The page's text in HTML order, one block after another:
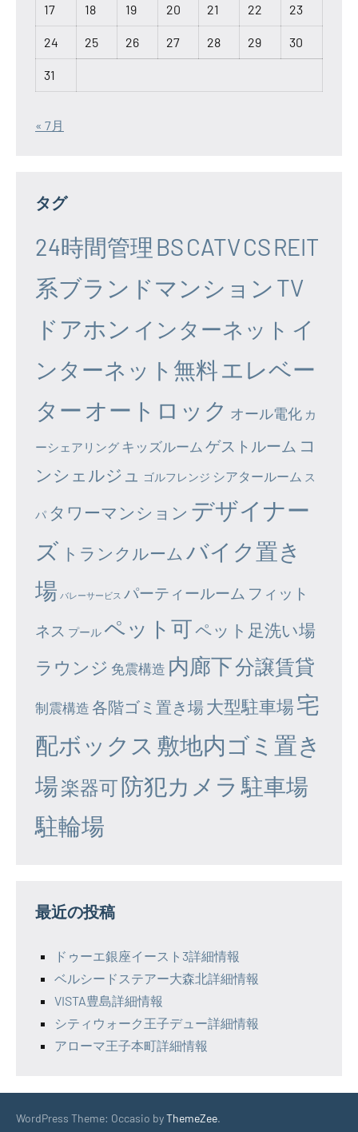
17 18 19 20 21 22 23
24 25 26 27 28 29 30
31
« 7月
タグ
24時間管理 BSCATVCSREIT
系ブランドマンション TV
ドアホン インターネット イ
ンターネット無料エレベー
ター オートロック オール電化 カ
ーシェアリング キッズルーム ゲストルーム コ
ンシェルジュ
ゴルフレンジ シアタールーム ス
パ タワーマンション デザイナー
ズ トランクルーム バイク置き
場 バレーサービス パーティールーム フィット
ネス プール ペット可ペット足洗い場
ラウンジ 免震構造 内廊下分譲賃貸
制震構造 各階ゴミ置き場大型駐車場宅
配ボックス 敷地内ゴミ置き
場楽器可防犯カメラ 駐車場
駐輪場
最近の投稿
ドゥーエ銀座イースト3詳細情報
ベルシードステアー大森北詳細情報
VISTA豊島詳細情報
シティウォーク王子デュー詳細情報
アローマ王子本町詳細情報
WordPress Theme: Occasio byThemeZee.